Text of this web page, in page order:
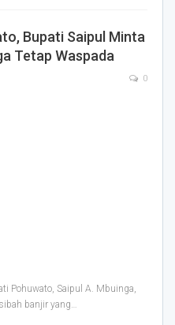
Bupati Saipul Minta
Tetap Waspada
0
Pohuwato, Saipul A. Mbuinga,
banjir yang…